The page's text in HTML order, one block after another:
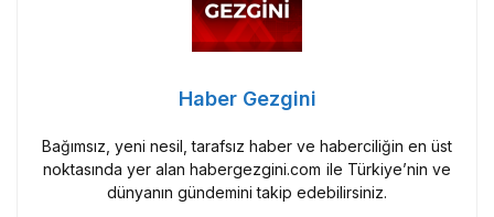
Haber Gezgini
Bağımsız, yeni nesil, tarafsız haber ve haberciliğin en üst
noktasında yer alan habergezgini.com ile Türkiye’nin ve
dünyanın gündemini takip edebilirsiniz.